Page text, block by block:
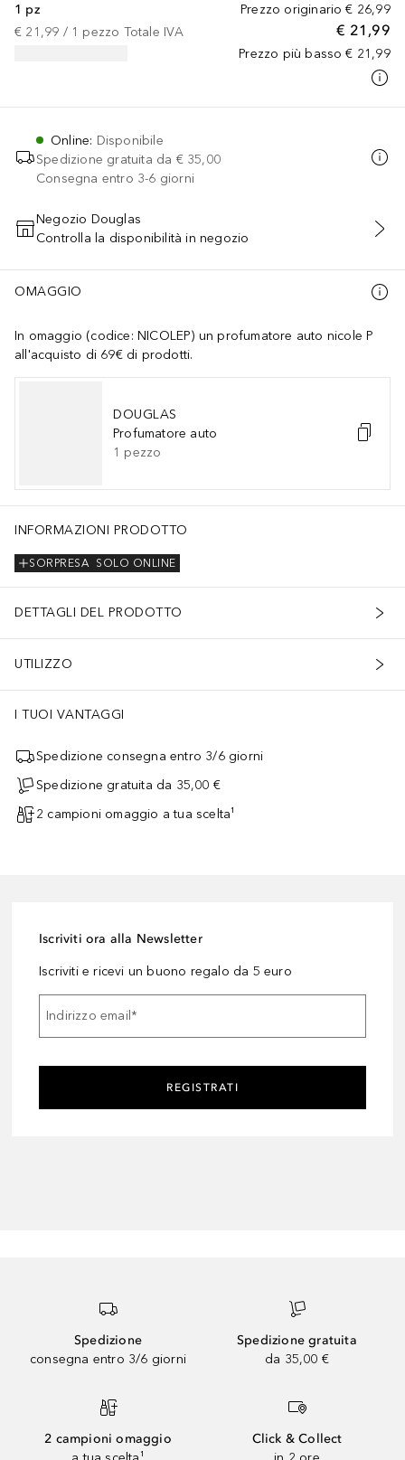
Prezzo originario € 26,99
€ 21,99
Prezzo più basso € 21,99
1 pz
€ 21,99 / 1 pezzo Totale IVA
Online: Disponibile
Spedizione gratuita da € 35,00
Consegna entro 3-6 giorni
AGGIUNGI AL CARRELLO
Negozio Douglas
Controlla la disponibilità in negozio
OMAGGIO
In omaggio (codice: NICOLEP) un profumatore auto nicole P
all'acquisto di 69€ di prodotti.
DOUGLAS
Profumatore auto
1 pezzo
INFORMAZIONI PRODOTTO
SOLO ONLINE
SORPRESA
DETTAGLI DEL PRODOTTO
UTILIZZO
I TUOI VANTAGGI
Spedizione consegna entro 3/6 giorni
Spedizione gratuita da 35,00 €
2 campioni omaggio a tua scelta¹
Iscriviti ora alla Newsletter
Iscriviti e ricevi un buono regalo da 5 euro
Indirizzo email*
REGISTRATI
Spedizione
consegna entro 3/6 giorni
Spedizione gratuita
da 35,00 €
2 campioni omaggio
Click & Collect